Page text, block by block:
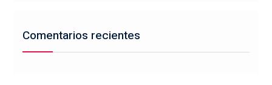
Comentarios recientes